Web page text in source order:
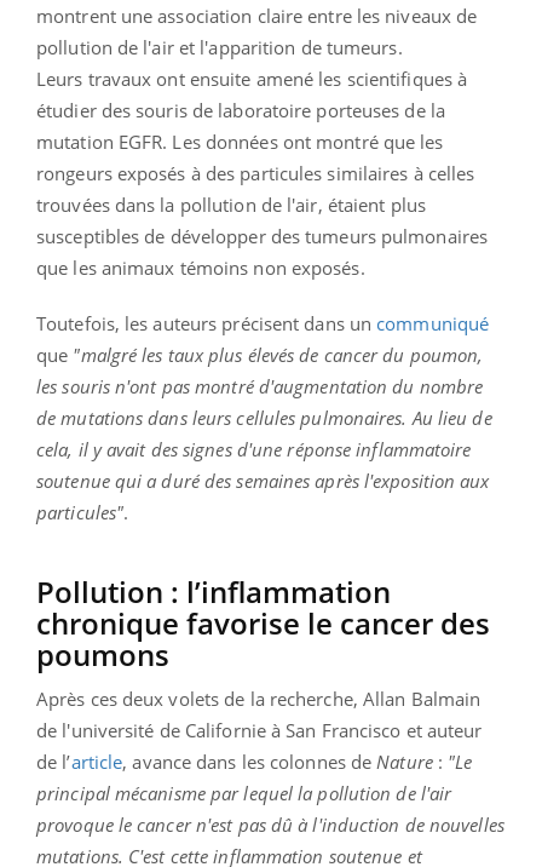
montrent une association claire entre les niveaux de
pollution de l'air et l'apparition de tumeurs.
Leurs travaux ont ensuite amené les scientifiques à
étudier des souris de laboratoire porteuses de la
mutation EGFR. Les données ont montré que les
rongeurs exposés à des particules similaires à celles
trouvées dans la pollution de l'air, étaient plus
susceptibles de développer des tumeurs pulmonaires
que les animaux témoins non exposés.
Toutefois, les auteurs précisent dans un communiqué
que "malgré les taux plus élevés de cancer du poumon,
les souris n'ont pas montré d'augmentation du nombre
de mutations dans leurs cellules pulmonaires. Au lieu de
cela, il y avait des signes d'une réponse inflammatoire
soutenue qui a duré des semaines après l'exposition aux
particules".
Pollution : l’inflammation
chronique favorise le cancer des
poumons
Après ces deux volets de la recherche, Allan Balmain
de l'université de Californie à San Francisco et auteur
de l’article, avance dans les colonnes de Nature: "Le
principal mécanisme par lequel la pollution de l'air
provoque le cancer n'est pas dû à l'induction de nouvelles
mutations. C'est cette inflammation soutenue et